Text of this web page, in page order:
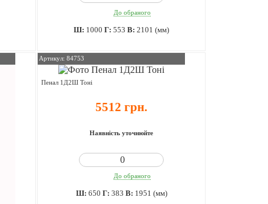
До обраного
Ш: 1000 Г:553 В:2101 (мм)
Артикул: 84753
Пенал 1Д2Ш Тоні
5512 грн.
Наявність уточнюйте
До обраного
Ш: 650 Г: 383 В: 1951 (мм)